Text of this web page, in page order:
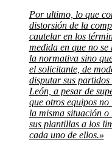
Por ultimo, lo que
distorsión de la
cautelar en los
medida en que no
la normativa sino
el solicitante, de
disputar sus
León, a pesar de
que otros equipos
la misma situación o
sus plantillas a los
cada uno de ellos.»